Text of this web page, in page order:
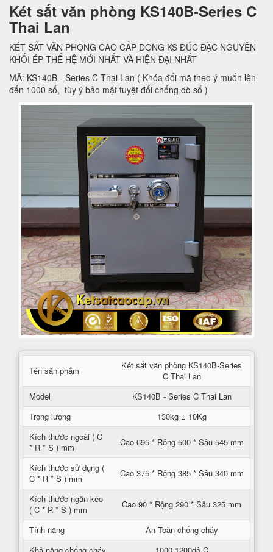
Két sắt văn phòng KS140B-Series C
Thai Lan
KÉT SẮT VĂN PHÒNG CAO CẤP DÒNG KS ĐÚC ĐẶC NGUYÊN
KHỐI ÉP THẾ HỆ MỚI NHẤT VÀ HIỆN ĐẠI NHẤT
MÃ: KS140B - Series C Thai Lan ( Khóa đổi mã theo ý muốn lên
đến 1000 số, tùy ý bảo mật tuyệt đối chống dò số )
Tên sản phẩm
Két sắt văn phòng KS140B-Series
C Thai Lan
Model
KS140B - Series C Thai Lan
Trọng lượng
130kg ± 10Kg
Kích thước ngoài ( C
* R * S ) mm
Cao 695 * Rộng 500 * Sâu 545 mm
Kích thước sử dụng (
C * R * S ) mm
Cao 375 * Rộng 385 * Sâu 340 mm
Kích thước ngăn kéo
( C * R * S ) mm
Cao 90 * Rộng 290 * Sâu 325 mm
Tính năng
An Toàn chống cháy